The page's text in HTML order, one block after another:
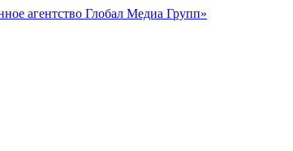
агентство Глобал Медиа Групп»